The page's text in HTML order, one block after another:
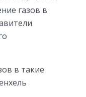
газов в
в такие